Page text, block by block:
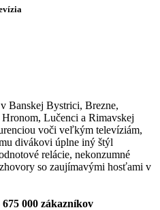
Banskej Bystrici, Brezne,
Lučenci a Rimavskej
voči veľkým televíziám,
divákovi úplne iný štýl
relácie, nekonzumné
so zaujímavými hosťami v
000 zákazníkov